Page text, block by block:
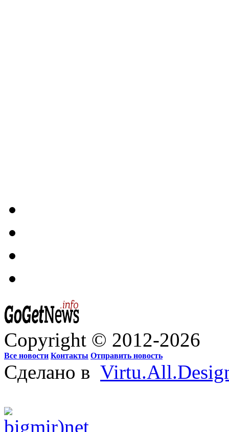
Copyright © 2012-2026
Все новости Контакты Отправить новость
Сделано в